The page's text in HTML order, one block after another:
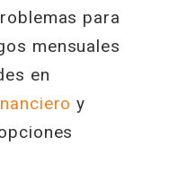
para
mensuales
en
y